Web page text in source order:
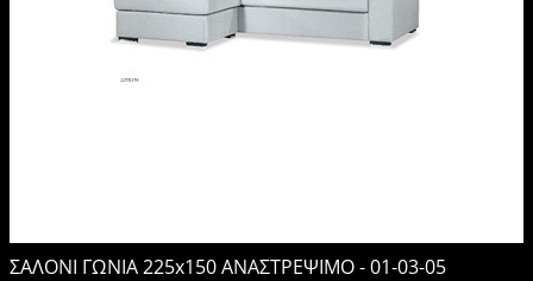
ΣΑΛΟΝΙ ΓΩΝΙΑ 225x150 ΑΝΑΣΤΡΕΨΙΜΟ - 01-03-05